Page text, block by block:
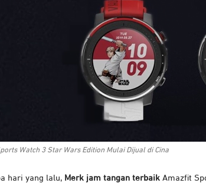
Watch 3 Star Wars Edition Mulai Dijual di Cina
hari yang lalu, Merk jam tangan terbaik Amazfit